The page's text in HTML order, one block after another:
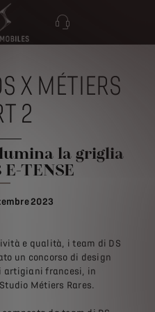
X MÉTIERS
2
la griglia
TENSE
2023
e qualità, i team di DS
un concorso di design
artigiani francesi, in
Métiers Rares.